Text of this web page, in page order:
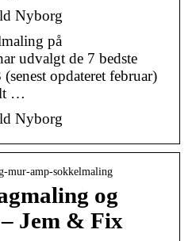
Nyborg
på
udvalgt de 7 bedste
opdateret februar)
…
Nyborg
mur-amp-sokkelmaling
og
Jem & Fix